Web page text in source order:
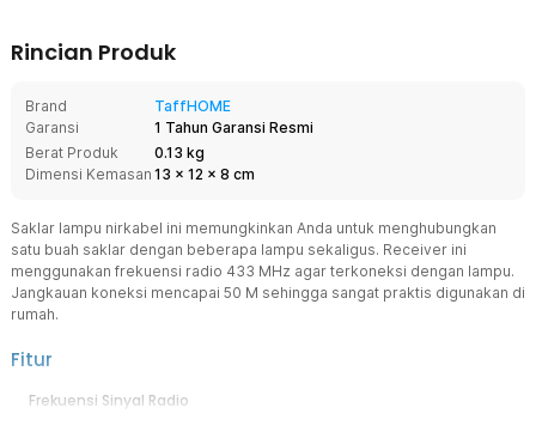
Rincian Produk
Brand
TaffHOME
Garansi
1 Tahun Garansi Resmi
Berat Produk
0.13 kg
Dimensi Kemasan 13 x 12 x 8 cm
Saklar lampu nirkabel ini memungkinkan Anda untuk menghubungkan
satu buah saklar dengan beberapa lampu sekaligus. Receiver ini
menggunakan frekuensi radio 433 MHz agar terkoneksi dengan lampu.
Jangkauan koneksi mencapai 50 M sehingga sangat praktis digunakan di
rumah.
Fitur
Frekuensi Sinyal Radio